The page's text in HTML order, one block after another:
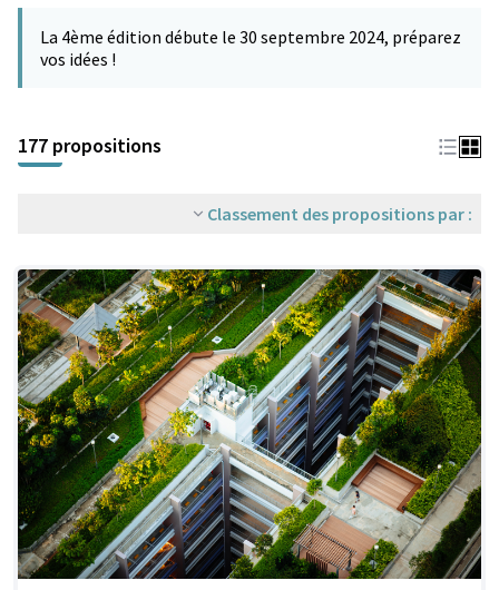
−
La 4ème édition débute le 30 septembre 2024, préparez
vos idées !
177 propositions
Classement des propositions par :